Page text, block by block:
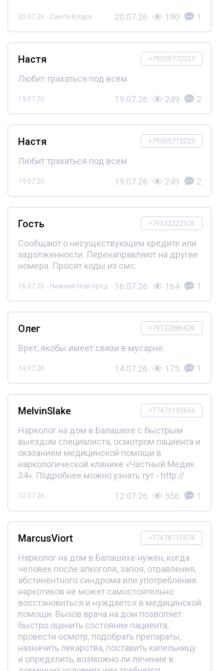
20.07.26 - Санта-Клара 20.07.26 190 1
+79509772023
Настя
Любит трахаться под всем
19.07.26 19.07.26 249 2
+79509772023
Настя
Любит трахаться под всем
19.07.26 19.07.26 249 2
+79532322126
Гость
Сообщают о несуществующем кредите или
задолженности. Перенаправляют на другие
номера. Просят коды из смс.
16.07.26 - Нижний Новгород 16.07.26 164 1
+79122886426
Олег
Врет, якобы имеет связи в мусарне.
14.07.26 14.07.26 175 1
+77471193656
MelvinSlake
Нарколог на дом в Балашихе с быстрым
выездом специалиста, осмотром пациента и
оказанием медицинской помощи в
наркологической клинике «Частный Медик
24». Подробнее можно узнать тут - http://
12.07.26 12.07.26 556 1
+77478715574
MarcusViort
Нарколог на дом в Балашихе нужен, когда
человек после алкоголя, запоя, отравления,
абстинентного синдрома или употребления
наркотиков не может самостоятельно
восстановиться и нуждается в медицинской
помощи. Вызов врача на дом позволяет
быстро оценить состояние пациента,
провести осмотр, подобрать препараты,
назначить лекарства, поставить капельницу
и определить, возможно ли лечение в